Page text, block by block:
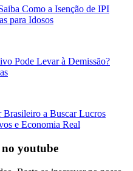
Como a Isenção de IPI
para Idosos
Pode Levar à Demissão?
a Buscar Lucros
e Economia Real
no youtube